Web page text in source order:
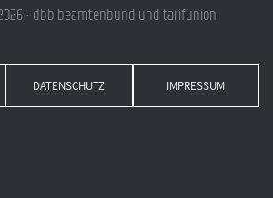
• dbb beamtenbund und tarifunion
DATENSCHUTZ IMPRESSUM